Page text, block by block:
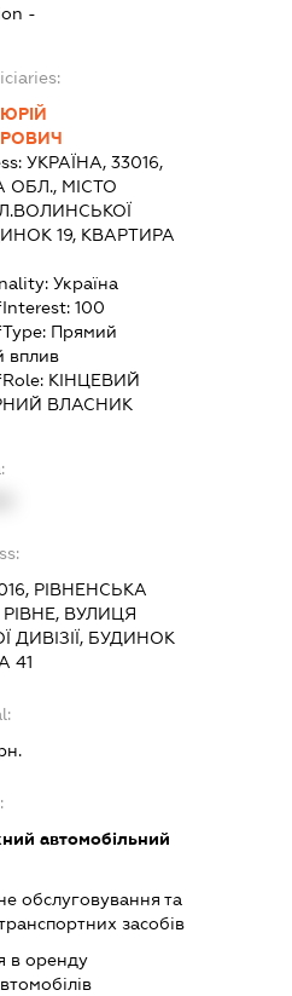
-
УКРАЇНА, 33016,
ОБЛ., МІСТО
19, КВАРТИРА
Україна
100
Прямий
вплив
КІНЦЕВИЙ
ВЛАСНИК
РІВНЕНСЬКА
ВУЛИЦЯ
ДИВІЗІЇ, БУДИНОК
41
автомобільний
обслуговування та
засобів
в оренду